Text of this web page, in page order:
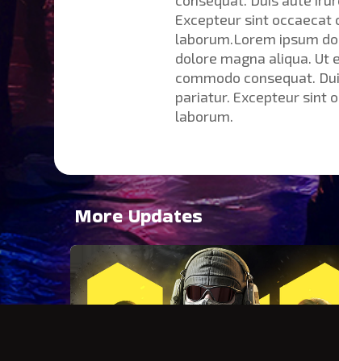
Excepteur sint
laborum.Lorem ipsum
dolore magna aliqua. Ut
commodo consequat.
pariatur. Excepteur sint
laborum.
More Updates